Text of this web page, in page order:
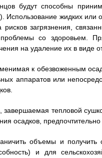
будут способны
Использование жидких или
рисков загрязнения,
проблемы со здоровьем.
на удаление их в виде
к обезвоженным
аппаратов или
завершаемая тепловой
осадков,
объемы и
и для